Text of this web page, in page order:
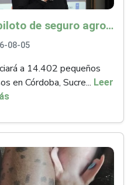
Minagricultura lanza piloto de seguro agropecuario por $9.625 millones para proteger a más de 14.000 pequeños productores contra riesgos del Fenómeno de El Niño
08-05
a 14.402 pequeños
en Córdoba, Sucre... Leer